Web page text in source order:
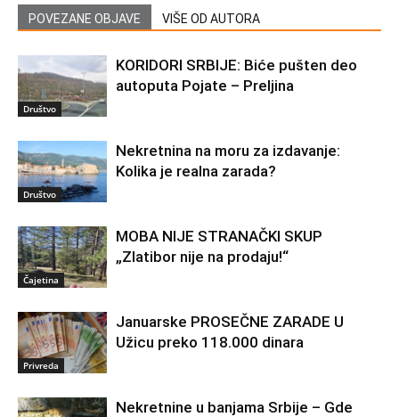
POVEZANE OBJAVE VIŠE OD AUTORA
Društvo
KORIDORI SRBIJE: Biće pušten deo
autoputa Pojate – Preljina
Društvo
Nekretnina na moru za izdavanje:
Kolika je realna zarada?
Čajetina
MOBA NIJE STRANAČKI SKUP
„Zlatibor nije na prodaju!“
Privreda
Januarske PROSEČNE ZARADE U
Užicu preko 118.000 dinara
Nekretnine u banjama Srbije – Gde